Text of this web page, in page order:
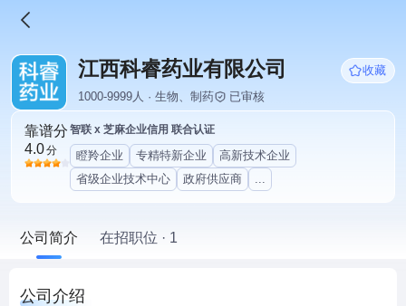
江西科睿药业有限公司
收藏
1000-9999人 · 生物、制药
已审核
靠谱分
4.0分
智联 x 芝麻企业信用 联合认证
瞪羚企业 专精特新企业
高新技术企业
省级企业技术中心
政府供应商 ...
公司简介 在招职位 · 1
公司介绍